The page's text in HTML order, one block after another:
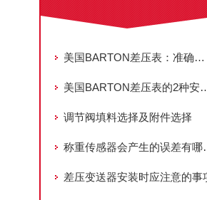
美国BARTON差压表：准确测量压力差
美国BARTON差
调节阀填料选择及附件选择
称重传
差压变送器安装时应注意的事